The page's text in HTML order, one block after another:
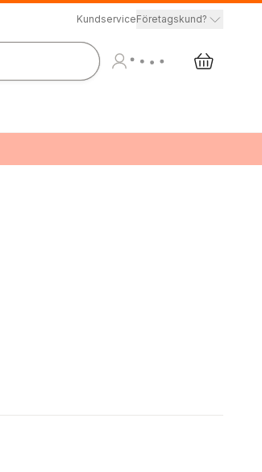
KundserviceFöretagskund?